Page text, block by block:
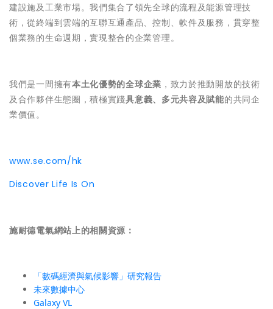
建設施及工業市場。我們集合了領先全球的流程及能源管理技
術，從終端到雲端的互聯互通產品、控制、軟件及服務，貫穿整
個業務的生命週期，實現整合的企業管理。
我們是一間擁有本土化優勢的全球企業 ，致力於推動開放的技術
及合作夥伴生態圈，積極實踐具意義、多元共容及賦能的共同企
業價值。
www.se.com/hk
Discover Life Is On
施耐德電氣網站上的相關資源：
「數碼經濟與氣候影響」研究報告
未來數據中心
Galaxy VL